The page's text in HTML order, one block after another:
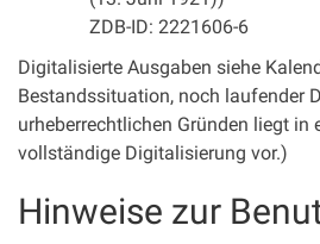
ZDB-ID: 2221606-6
Digitalisierte Ausgaben siehe
Bestandssituation, noch laufender
urheberrechtlichen Gründen liegt in
vollständige Digitalisierung vor.)
Hinweise zur